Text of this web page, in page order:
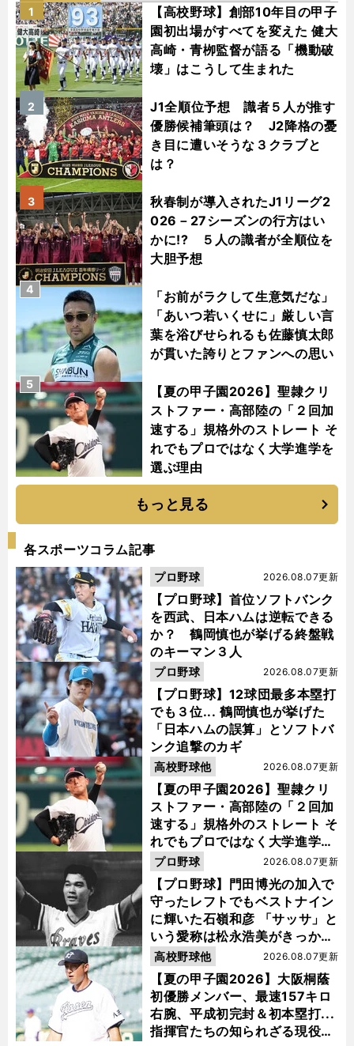
【高校野球】創部10年目の甲子
園初出場がすべてを変えた 健大
高崎・青栁監督が語る「機動破
壊」はこうして生まれた
1
J1全順位予想 識者５人が推す
優勝候補筆頭は？ J2降格の憂
き目に遭いそうな３クラブと
は？
2
秋春制が導入されたJ1リーグ2
026－27シーズンの行方はい
かに!? ５人の識者が全順位を
大胆予想
3
「お前がラクして生意気だな」
「あいつ若いくせに」厳しい言
葉を浴びせられるも佐藤慎太郎
が貫いた誇りとファンへの思い
4
【夏の甲子園2026】聖隷クリ
ストファー・高部陸の「２回加
速する」規格外のストレート そ
れでもプロではなく大学進学を
選ぶ理由
5
もっと見る
各スポーツコラム記事
【プロ野球】首位ソフトバンク
を西武、日本ハムは逆転できる
か？ 鶴岡慎也が挙げる終盤戦
のキーマン３人
2026.08.07更新
プロ野球
【プロ野球】12球団最多本塁打
でも３位... 鶴岡慎也が挙げた
「日本ハムの誤算」とソフトバ
ンク追撃のカギ
2026.08.07更新
プロ野球
【夏の甲子園2026】聖隷クリ
ストファー・高部陸の「２回加
速する」規格外のストレート そ
れでもプロではなく大学進学を
選ぶ理由
2026.08.07更新
高校野球他
【プロ野球】門田博光の加入で
守ったレフトでもベストナイン
に輝いた石嶺和彦 「サッサ」と
いう愛称は松永浩美がきっか
け？
2026.08.07更新
プロ野球
【夏の甲子園2026】大阪桐蔭
初優勝メンバー、最速157キロ
右腕、平成初完封＆初本塁打...
指揮官たちの知られざる現役時
2026.08.07更新
高校野球他